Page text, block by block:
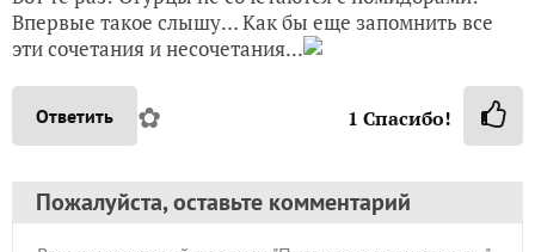
Впервые такое слышу… Как бы еще запомнить все
эти сочетания и несочетания...
Ответить ✿ 1 Спасибо!
Пожалуйста, оставьте комментарий